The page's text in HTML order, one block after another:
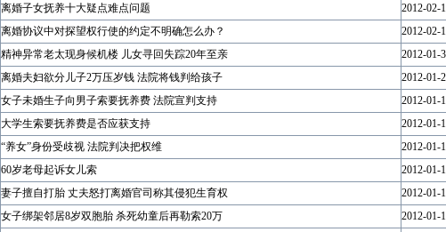
离婚子女抚养十大疑点难点问题
2012-02-
离婚协议中对探望权行使的约定不明确怎么办？
2012-02-
精神异常老太现身候机楼 儿女寻回失踪20年至亲
2012-01-
离婚夫妇欲分儿子2万压岁钱 法院将钱判给孩子
2012-01-
女子未婚生子向男子索要抚养费 法院宣判支持
2012-01-
大学生索要抚养费是否应获支持
2012-01-
“养女”身份受歧视 法院判决把权维
2012-01-
60岁老母起诉女儿索
2012-01-
妻子擅自打胎 丈夫怒打离婚官司称其侵犯生育权
2012-01-
女子绑架邻居8岁双胞胎 杀死幼童后再勒索20万
2012-01-